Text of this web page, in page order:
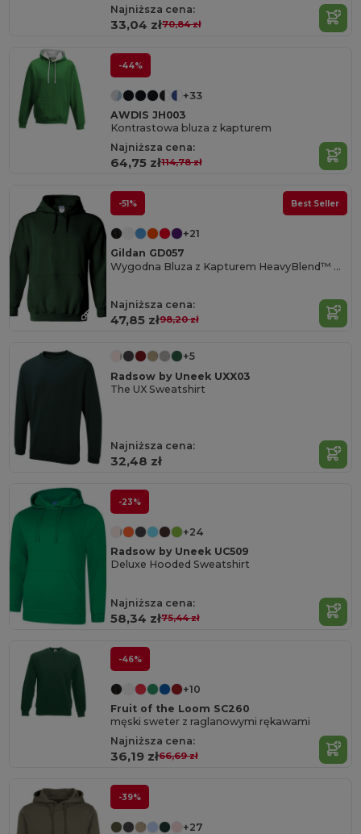
Najniższa cena:
33,04 zł70,84 zł
-44%
+33
AWDIS JH003
Kontrastowa bluza z kapturem
Najniższa cena:
64,75 zł114,78 zł
-51% Best Seller
+21
Gildan GD057
Wygodna Bluza z Kapturem HeavyBlend™ Unisex
Najniższa cena:
47,85 zł98,20 zł
+5
Radsow by Uneek UXX03
The UX Sweatshirt
Najniższa cena:
32,48 zł
-23%
+24
Radsow by Uneek UC509
Deluxe Hooded Sweatshirt
Najniższa cena:
58,34 zł75,44 zł
-46%
+10
Fruit of the Loom SC260
męski sweter z raglanowymi rękawami
Najniższa cena:
36,19 zł66,69 zł
-39%
+27